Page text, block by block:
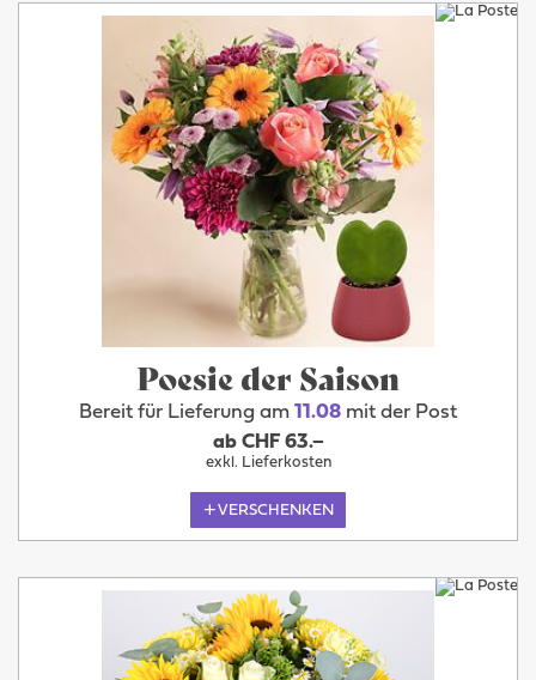
Poesie der Saison
Bereit für Lieferung am 11.08 mit der Post
ab CHF 63.–
exkl. Lieferkosten
VERSCHENKEN